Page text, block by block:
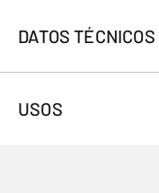
DATOS TÉCNICOS
1212500233
USOS